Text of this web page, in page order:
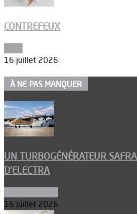
CONTREFEUX
16 juillet 2026
À NE PAS MANQUER
UN TURBOGÉNÉRATEUR
D’ELECTRA
16 juillet 2026